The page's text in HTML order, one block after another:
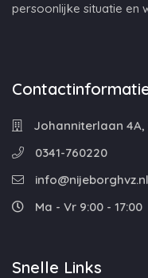
persoonlijke situatie en
Johanniterlaan 4A,
0341-760220
info@nijeborghvz.nl
Ma - Vr 9:00 - 17:00
Snelle Links